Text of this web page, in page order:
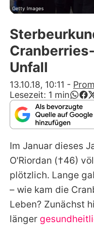
Alle
App
Getty Images
Unfall
13.10.18, 10:11 -
Lesezeit: 1 min
Im Januar dieses
O'Riordan (†46)
plötzlich. Lange
– wie kam die
Leben? Zunächst
länger